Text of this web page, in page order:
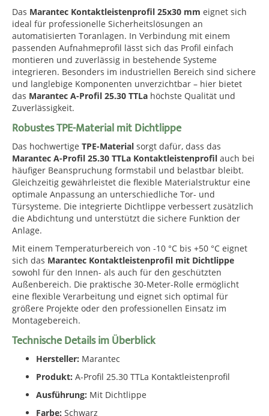
Das Marantec Kontaktleistenprofil 25x30 mm eignet sich
ideal für professionelle Sicherheitslösungen an
automatisierten Toranlagen. In Verbindung mit einem
passenden Aufnahmeprofil lässt sich das Profil einfach
montieren und zuverlässig in bestehende Systeme
integrieren. Besonders im industriellen Bereich sind sichere
und langlebige Komponenten unverzichtbar – hier bietet
das Marantec A-Profil 25.30 TTLa höchste Qualität und
Zuverlässigkeit.
Robustes TPE-Material mit Dichtlippe
Das hochwertige TPE-Material sorgt dafür, dass das
Marantec A-Profil 25.30 TTLa Kontaktleistenprofil auch bei
häufiger Beanspruchung formstabil und belastbar bleibt.
Gleichzeitig gewährleistet die flexible Materialstruktur eine
optimale Anpassung an unterschiedliche Tor- und
Türsysteme. Die integrierte Dichtlippe verbessert zusätzlich
die Abdichtung und unterstützt die sichere Funktion der
Anlage.
Mit einem Temperaturbereich von -10 °C bis +50 °C eignet
sich das Marantec Kontaktleistenprofil mit Dichtlippe
sowohl für den Innen- als auch für den geschützten
Außenbereich. Die praktische 30-Meter-Rolle ermöglicht
eine flexible Verarbeitung und eignet sich optimal für
größere Projekte oder den professionellen Einsatz im
Montagebereich.
Technische Details im Überblick
Hersteller: Marantec
Produkt: A-Profil 25.30 TTLa Kontaktleistenprofil
Ausführung: Mit Dichtlippe
Farbe: Schwarz